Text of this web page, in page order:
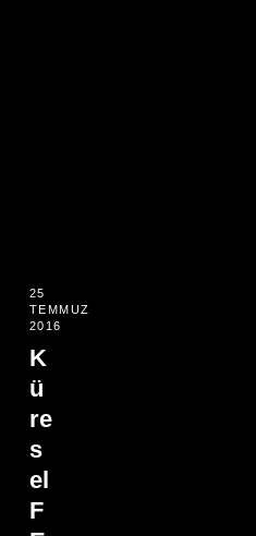
25
TEMMUZ
2016
K
ü
re
s
el
F